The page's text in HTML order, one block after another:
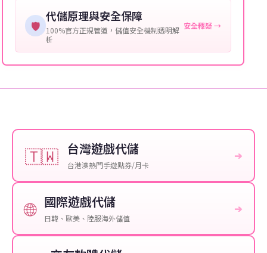
🛡️
代儲原理與安全保障
100%官方正規管道，儲值安全機制透明解
析
安全釋疑 →
🇹🇼 台灣遊戲代儲
台港澳熱門手遊點券/月卡
➔
🌐 國際遊戲代儲
日韓、歐美、陸服海外儲值
➔